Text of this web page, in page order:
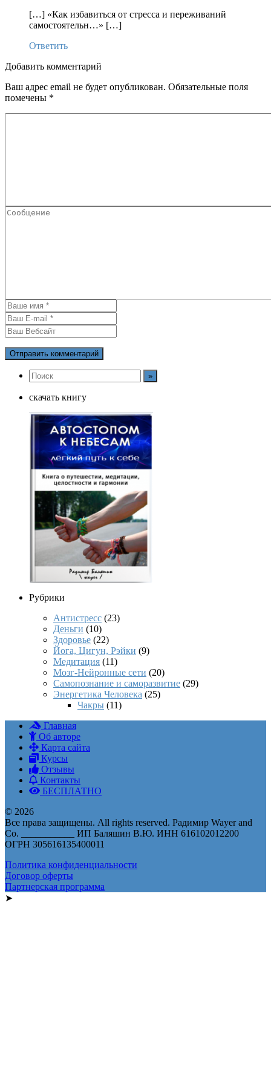
[…] «Как избавиться от стресса и переживаний
самостоятельн…» […]
Ответить
Добавить комментарий
Ваш адрес email не будет опубликован. Обязательные поля
помечены *
скачать книгу
Рубрики
Антистресс (23)
Деньги (10)
Здоровье (22)
Йога, Цигун, Рэйки (9)
Медитация (11)
Мозг-Нейронные сети (20)
Самопознание и саморазвитие (29)
Энергетика Человека (25)
Чакры (11)
Главная
Об авторе
Карта сайта
Курсы
Отзывы
Контакты
БЕСПЛАТНО
© 2026
Все права защищены. All rights reserved. Радимир Wayer and
Co. ___________ ИП Баляшин В.Ю. ИНН 616102012200
ОГРН 305616135400011
Политика конфиденциальности
Договор оферты
Партнерская программа
➤